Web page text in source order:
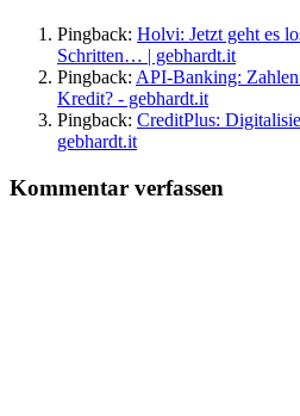
Pingback: Holvi: Jetzt geht es
Schritten… | gebhardt.it
Pingback: API-Banking:
Kredit? - gebhardt.it
Pingback: CreditPlus:
gebhardt.it
Kommentar verfassen